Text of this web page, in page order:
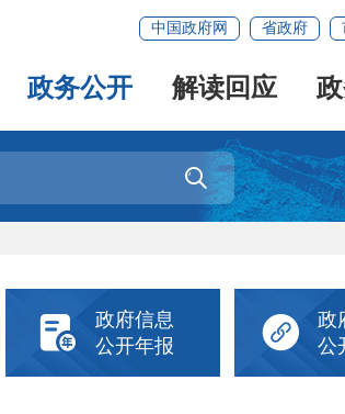
中国政府网 省政府
政务公开 解读回应


政府信息
公开年报

政
公